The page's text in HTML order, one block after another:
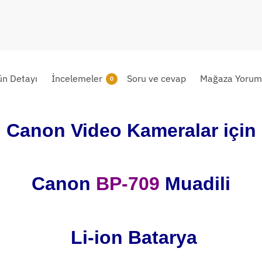
Detayı İncelemeler 0 Soru ve cevap Mağaza
Canon Video Kameralar için
Canon BP-709 Muadili
Li-ion Batarya